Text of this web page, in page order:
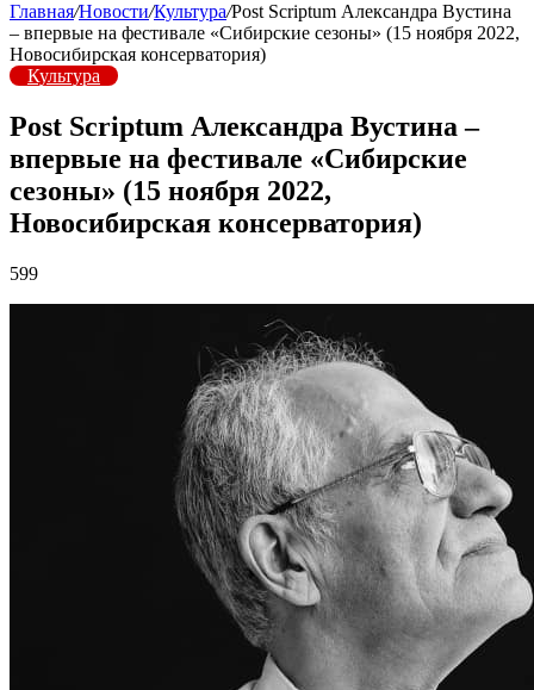
Главная/Новости/Культура/Post Scriptum Александра Вустина
– впервые на фестивале «Сибирские сезоны» (15 ноября 2022,
Новосибирская консерватория)
Культура
Post Scriptum Александра Вустина –
впервые на фестивале «Сибирские
сезоны» (15 ноября 2022,
Новосибирская консерватория)
599